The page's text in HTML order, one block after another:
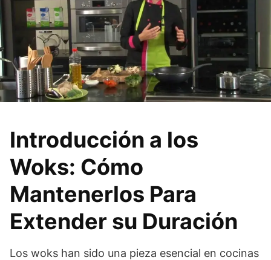
Introducción a los
Woks: Cómo
Mantenerlos Para
Extender su Duración
Los woks han sido una pieza esencial en cocinas